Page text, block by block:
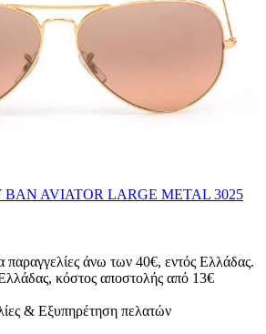
AVIATOR LARGE METAL 3025
παραγγελίες άνω των 40€, εντός Ελλάδας.
κόστος αποστολής από 13€
& Εξυπηρέτηση πελατών